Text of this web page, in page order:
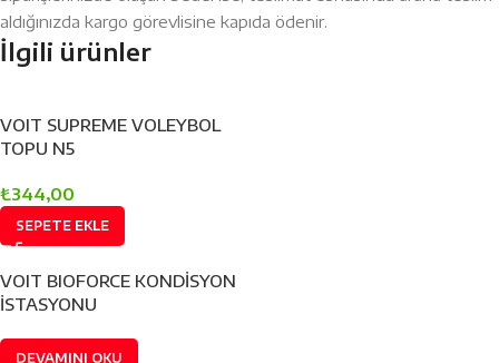
aldığınızda kargo görevlisine kapıda ödenir.
İlgili ürünler
VOIT SUPREME VOLEYBOL
TOPU N5
₺344,00
SEPETE EKLE
VOIT BIOFORCE KONDİSYON
İSTASYONU
DEVAMINI OKU